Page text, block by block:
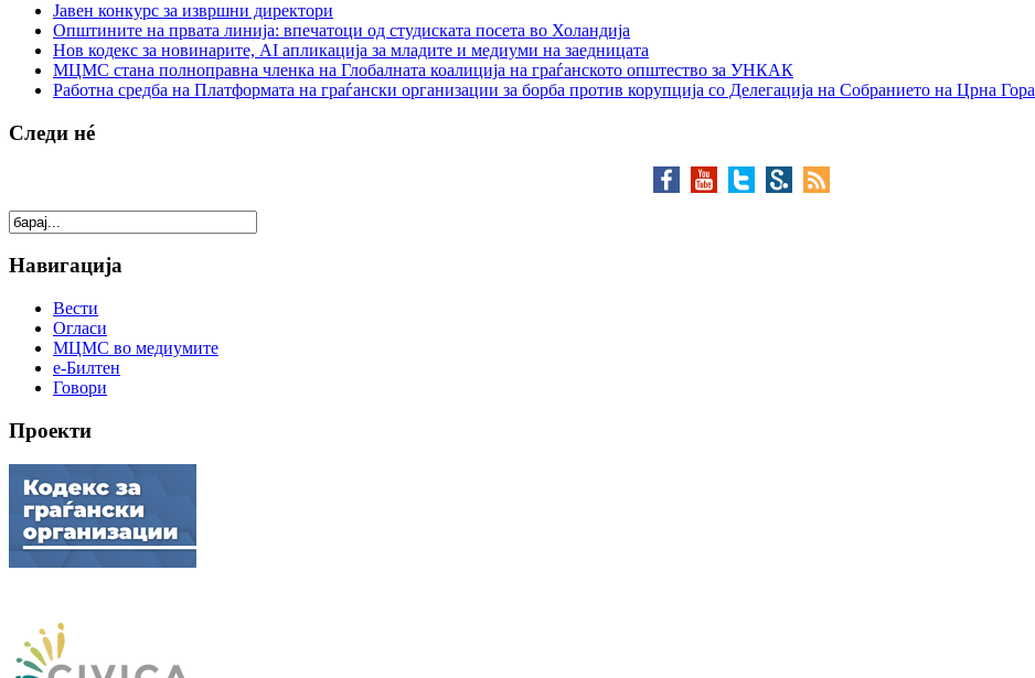
Јавен конкурс за извршни директори
Општините на првата линија: впечатоци од студиската посета во Холандија
Нов кодекс за новинарите, AI апликација за младите и медиуми на заедницата
МЦМС стана полноправна членка на Глобалната коалиција на граѓанското општество за УНКАК
Работна средба на Платформата на граѓански организации за борба против корупција со Делегација на Собранието на Црна Гора
Следи нé
Навигација
Вести
Огласи
МЦМС во медиумите
е-Билтен
Говори
Проекти